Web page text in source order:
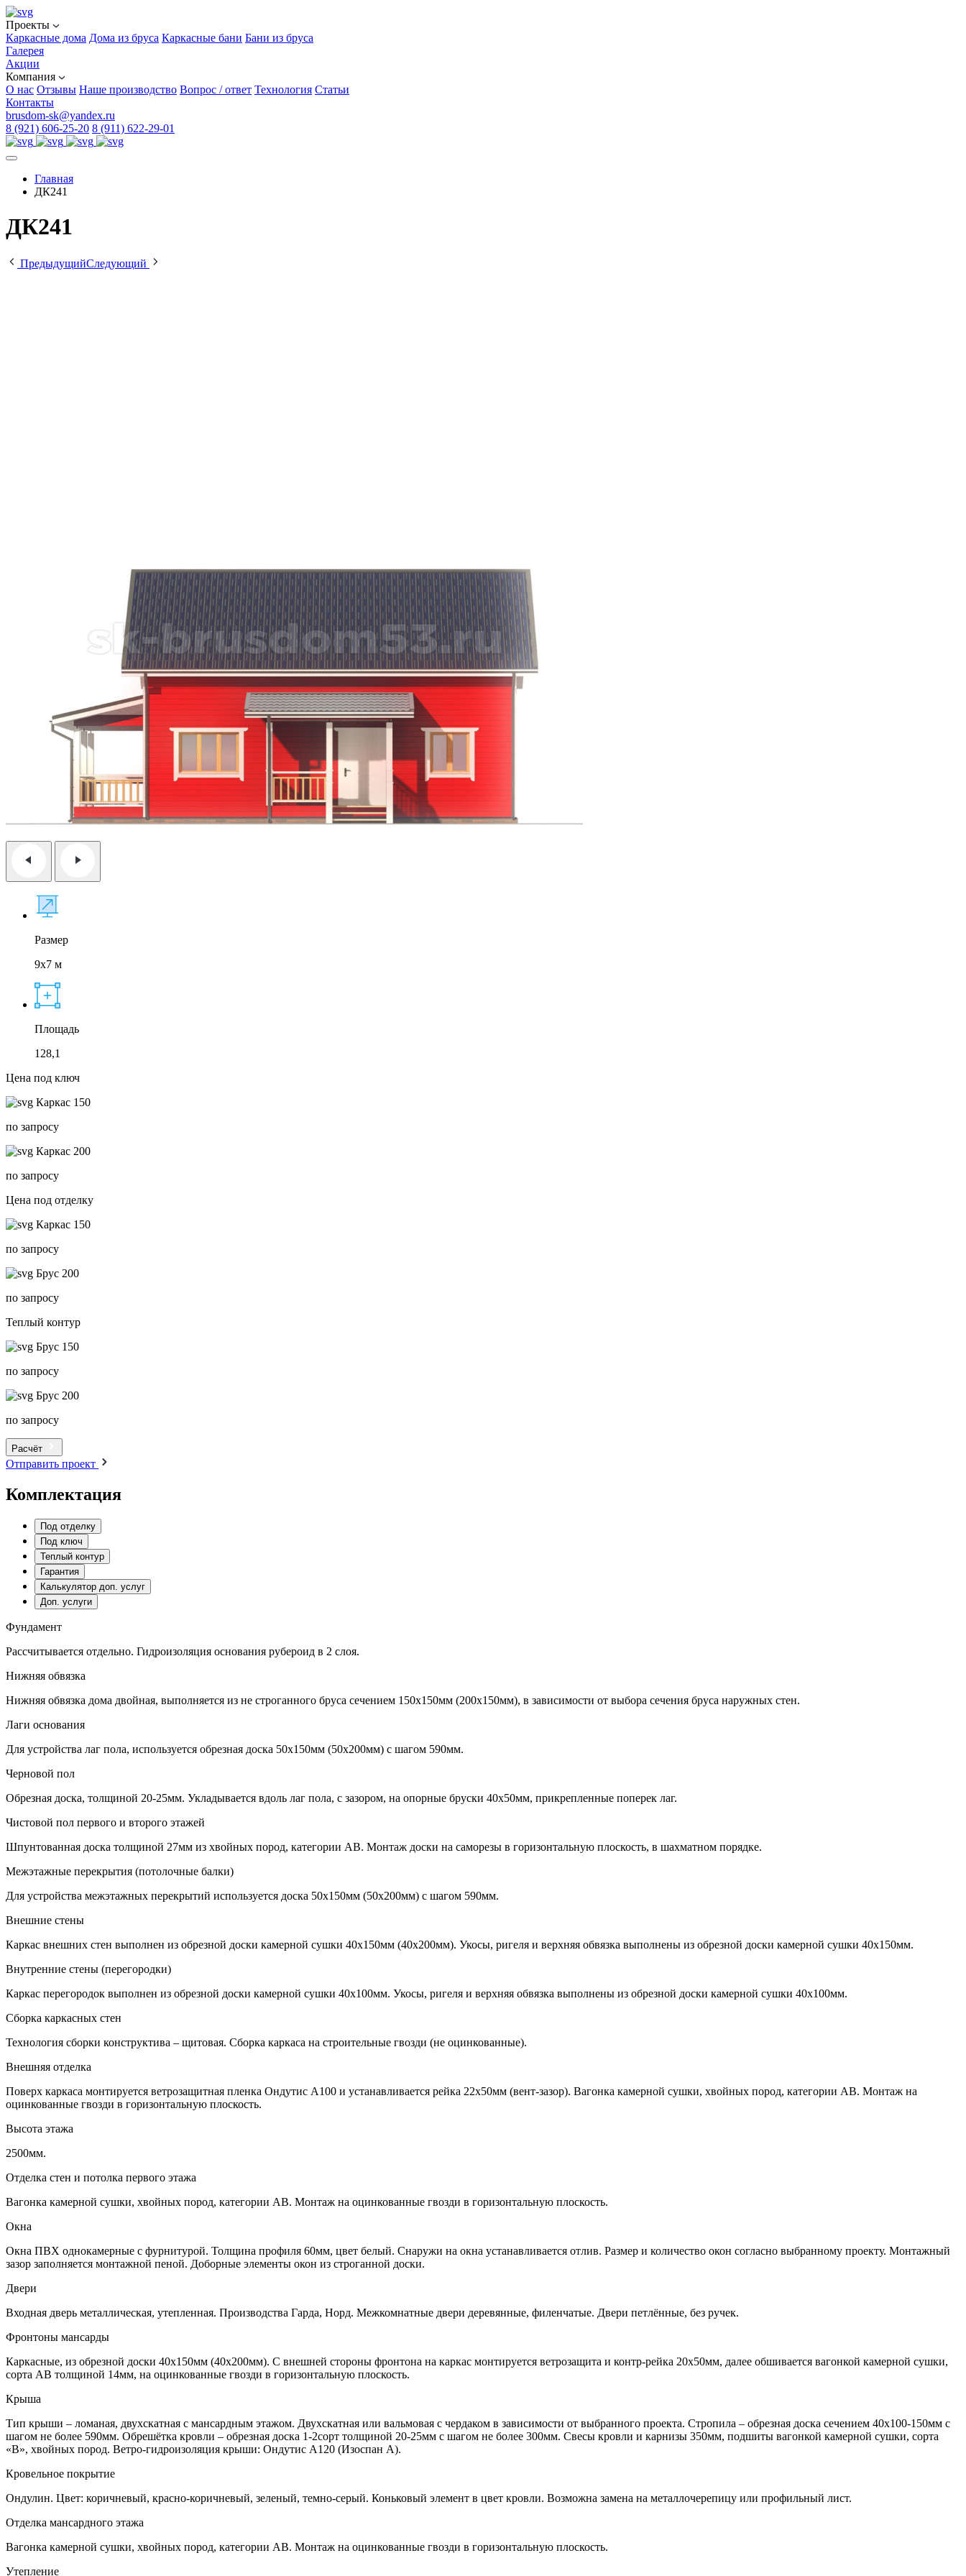
Проекты
Каркасные дома Дома из бруса Каркасные бани Бани из бруса
Галерея
Акции
Компания
О нас Отзывы Наше производство Вопрос / ответ Технология Статьи
Контакты
brusdom-sk@yandex.ru
8 (921) 606-25-20 8 (911) 622-29-01
Главная
ДК241
ДК241
ПредыдущийСледующий
Размер
9x7 м
Площадь
128,1
Цена под ключ
Каркас 150
по запросу
Каркас 200
по запросу
Цена под отделку
Каркас 150
по запросу
Брус 200
по запросу
Теплый контур
Брус 150
по запросу
Брус 200
по запросу
Расчёт
Отправить проект
Комплектация
Под отделку
Под ключ
Теплый контур
Гарантия
Калькулятор доп. услуг
Доп. услуги
Фундамент
Рассчитывается отдельно. Гидроизоляция основания рубероид в 2 слоя.
Нижняя обвязка
Нижняя обвязка дома двойная, выполняется из не строганного бруса сечением 150х150мм (200х150мм), в зависимости от выбора сечения бруса наружных стен.
Лаги основания
Для устройства лаг пола, используется обрезная доска 50х150мм (50х200мм) с шагом 590мм.
Черновой пол
Обрезная доска, толщиной 20-25мм. Укладывается вдоль лаг пола, с зазором, на опорные бруски 40х50мм, прикрепленные поперек лаг.
Чистовой пол первого и второго этажей
Шпунтованная доска толщиной 27мм из хвойных пород, категории АВ. Монтаж доски на саморезы в горизонтальную плоскость, в шахматном порядке.
Межэтажные перекрытия (потолочные балки)
Для устройства межэтажных перекрытий используется доска 50х150мм (50х200мм) с шагом 590мм.
Внешние стены
Каркас внешних стен выполнен из обрезной доски камерной сушки 40х150мм (40х200мм). Укосы, ригеля и верхняя обвязка выполнены из обрезной доски камерной сушки 40х150мм.
Внутренние стены (перегородки)
Каркас перегородок выполнен из обрезной доски камерной сушки 40х100мм. Укосы, ригеля и верхняя обвязка выполнены из обрезной доски камерной сушки 40х100мм.
Сборка каркасных стен
Технология сборки конструктива – щитовая. Сборка каркаса на строительные гвозди (не оцинкованные).
Внешняя отделка
Поверх каркаса монтируется ветрозащитная пленка Ондутис А100 и устанавливается рейка 22х50мм (вент-зазор). Вагонка камерной сушки, хвойных пород, категории АВ. Монтаж на
оцинкованные гвозди в горизонтальную плоскость.
Высота этажа
2500мм.
Отделка стен и потолка первого этажа
Вагонка камерной сушки, хвойных пород, категории АВ. Монтаж на оцинкованные гвозди в горизонтальную плоскость.
Окна
Окна ПВХ однокамерные с фурнитурой. Толщина профиля 60мм, цвет белый. Снаружи на окна устанавливается отлив. Размер и количество окон согласно выбранному проекту. Монтажный
зазор заполняется монтажной пеной. Доборные элементы окон из строганной доски.
Двери
Входная дверь металлическая, утепленная. Производства Гарда, Норд. Межкомнатные двери деревянные, филенчатые. Двери петлённые, без ручек.
Фронтоны мансарды
Каркасные, из обрезной доски 40х150мм (40х200мм). С внешней стороны фронтона на каркас монтируется ветрозащита и контр-рейка 20х50мм, далее обшивается вагонкой камерной сушки,
сорта АВ толщиной 14мм, на оцинкованные гвозди в горизонтальную плоскость.
Крыша
Тип крыши – ломаная, двухскатная с мансардным этажом. Двухскатная или вальмовая с чердаком в зависимости от выбранного проекта. Стропила – обрезная доска сечением 40х100-150мм с
шагом не более 590мм. Обрешётка кровли – обрезная доска 1-2сорт толщиной 20-25мм с шагом не более 300мм. Свесы кровли и карнизы 350мм, подшиты вагонкой камерной сушки, сорта
«В», хвойных пород. Ветро-гидроизоляция крыши: Ондутис А120 (Изоспан А).
Кровельное покрытие
Ондулин. Цвет: коричневый, красно-коричневый, зеленый, темно-серый. Коньковый элемент в цвет кровли. Возможна замена на металлочерепицу или профильный лист.
Отделка мансардного этажа
Вагонка камерной сушки, хвойных пород, категории АВ. Монтаж на оцинкованные гвозди в горизонтальную плоскость.
Утепление